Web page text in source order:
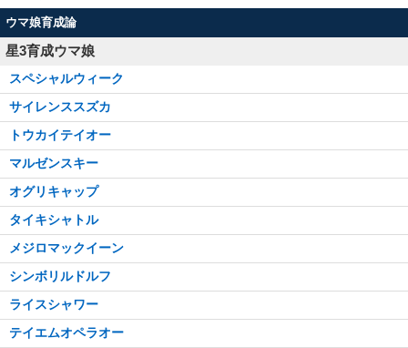
ウマ娘育成論
星3育成ウマ娘
スペシャルウィーク
サイレンススズカ
トウカイテイオー
マルゼンスキー
オグリキャップ
タイキシャトル
メジロマックイーン
シンボリルドルフ
ライスシャワー
テイエムオペラオー